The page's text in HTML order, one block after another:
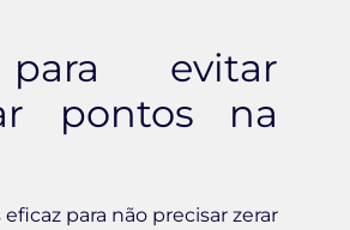
evitar
pontos na
para não precisar zerar